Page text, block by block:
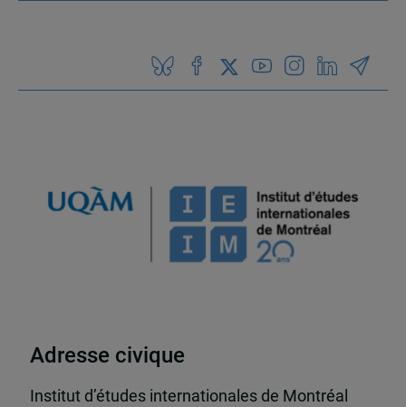
Adresse civique
Institut d’études internationales de Montréal